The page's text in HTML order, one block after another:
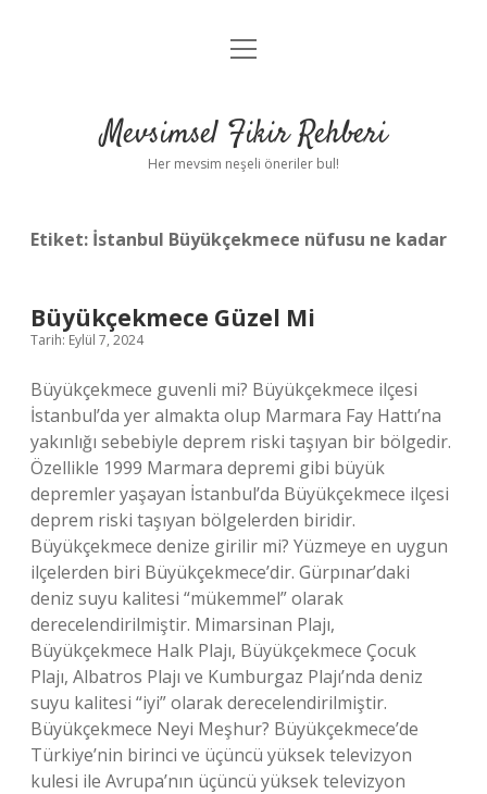
Anasayfa
Yasal Uyarı
menüyü
Mevsimsel Fikir Rehberi
Her mevsim neşeli öneriler bul!
Etiket: İstanbul Büyükçekmece nüfusu ne kadar
Büyükçekmece Güzel Mi
Tarih: Eylül 7, 2024
Büyükçekmece guvenli mi? Büyükçekmece ilçesi
İstanbul’da yer almakta olup Marmara Fay Hattı’na
yakınlığı sebebiyle deprem riski taşıyan bir bölgedir.
Özellikle 1999 Marmara depremi gibi büyük
depremler yaşayan İstanbul’da Büyükçekmece ilçesi
deprem riski taşıyan bölgelerden biridir.
Büyükçekmece denize girilir mi? Yüzmeye en uygun
ilçelerden biri Büyükçekmece’dir. Gürpınar’daki
deniz suyu kalitesi “mükemmel” olarak
derecelendirilmiştir. Mimarsinan Plajı,
Büyükçekmece Halk Plajı, Büyükçekmece Çocuk
Plajı, Albatros Plajı ve Kumburgaz Plajı’nda deniz
suyu kalitesi “iyi” olarak derecelendirilmiştir.
Büyükçekmece Neyi Meşhur? Büyükçekmece’de
Türkiye’nin birinci ve üçüncü yüksek televizyon
kulesi ile Avrupa’nın üçüncü yüksek televizyon